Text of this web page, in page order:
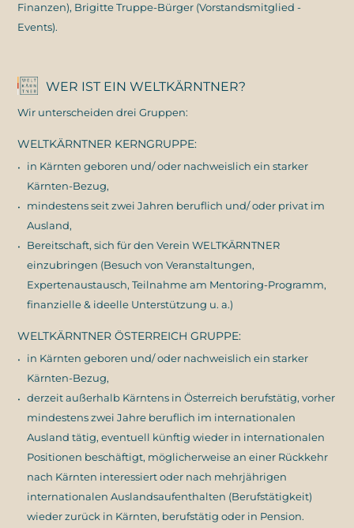
Finanzen), Brigitte Truppe-Bürger (Vorstandsmitglied -
Events).
WER IST EIN WELTKÄRNTNER?
Wir unterscheiden drei Gruppen:
WELTKÄRNTNER KERNGRUPPE:
in Kärnten geboren und/ oder nachweislich ein starker
Kärnten-Bezug,
mindestens seit zwei Jahren beruflich und/ oder privat im
Ausland,
Bereitschaft, sich für den Verein WELTKÄRNTNER
einzubringen (Besuch von Veranstaltungen,
Expertenaustausch, Teilnahme am Mentoring-Programm,
finanzielle & ideelle Unterstützung u. a.)
WELTKÄRNTNER ÖSTERREICH GRUPPE:
in Kärnten geboren und/ oder nachweislich ein starker
Kärnten-Bezug,
derzeit außerhalb Kärntens in Österreich berufstätig, vorher
mindestens zwei Jahre beruflich im internationalen
Ausland tätig, eventuell künftig wieder in internationalen
Positionen beschäftigt, möglicherweise an einer Rückkehr
nach Kärnten interessiert oder nach mehrjährigen
internationalen Auslandsaufenthalten (Berufstätigkeit)
wieder zurück in Kärnten, berufstätig oder in Pension.